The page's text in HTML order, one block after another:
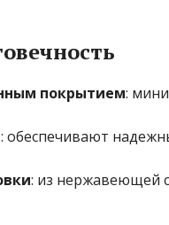
покрытием:
: обеспечивают
: из нержавеющей